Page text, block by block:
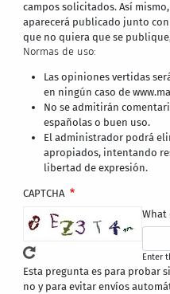
campos solicitados. Así
aparecerá publicado junto
que no quiera que se
Normas de uso:
Las opiniones vertidas
en ningún caso de
No se admitirán
españolas o buen uso.
El administrador podrá
apropiados, intentando
libertad de expresión.
CAPTCHA
What
Enter
Esta pregunta es para probar
no y para evitar envíos